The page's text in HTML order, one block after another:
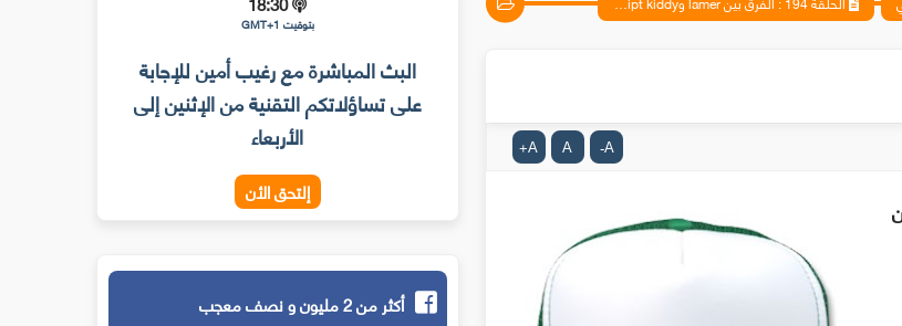
A
-
A
A
+
بتوقيت GMT+1
البث المباشرة مع رغيب أمين للإجابة
على تساؤلاتكم التقنية من الإثنين إلى
الأربعاء
إلتحق الأن
أكثر من 2 مليون و نصف معجب